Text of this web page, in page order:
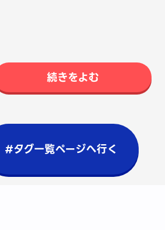
続きをよむ
#タグ一覧ページへ行く